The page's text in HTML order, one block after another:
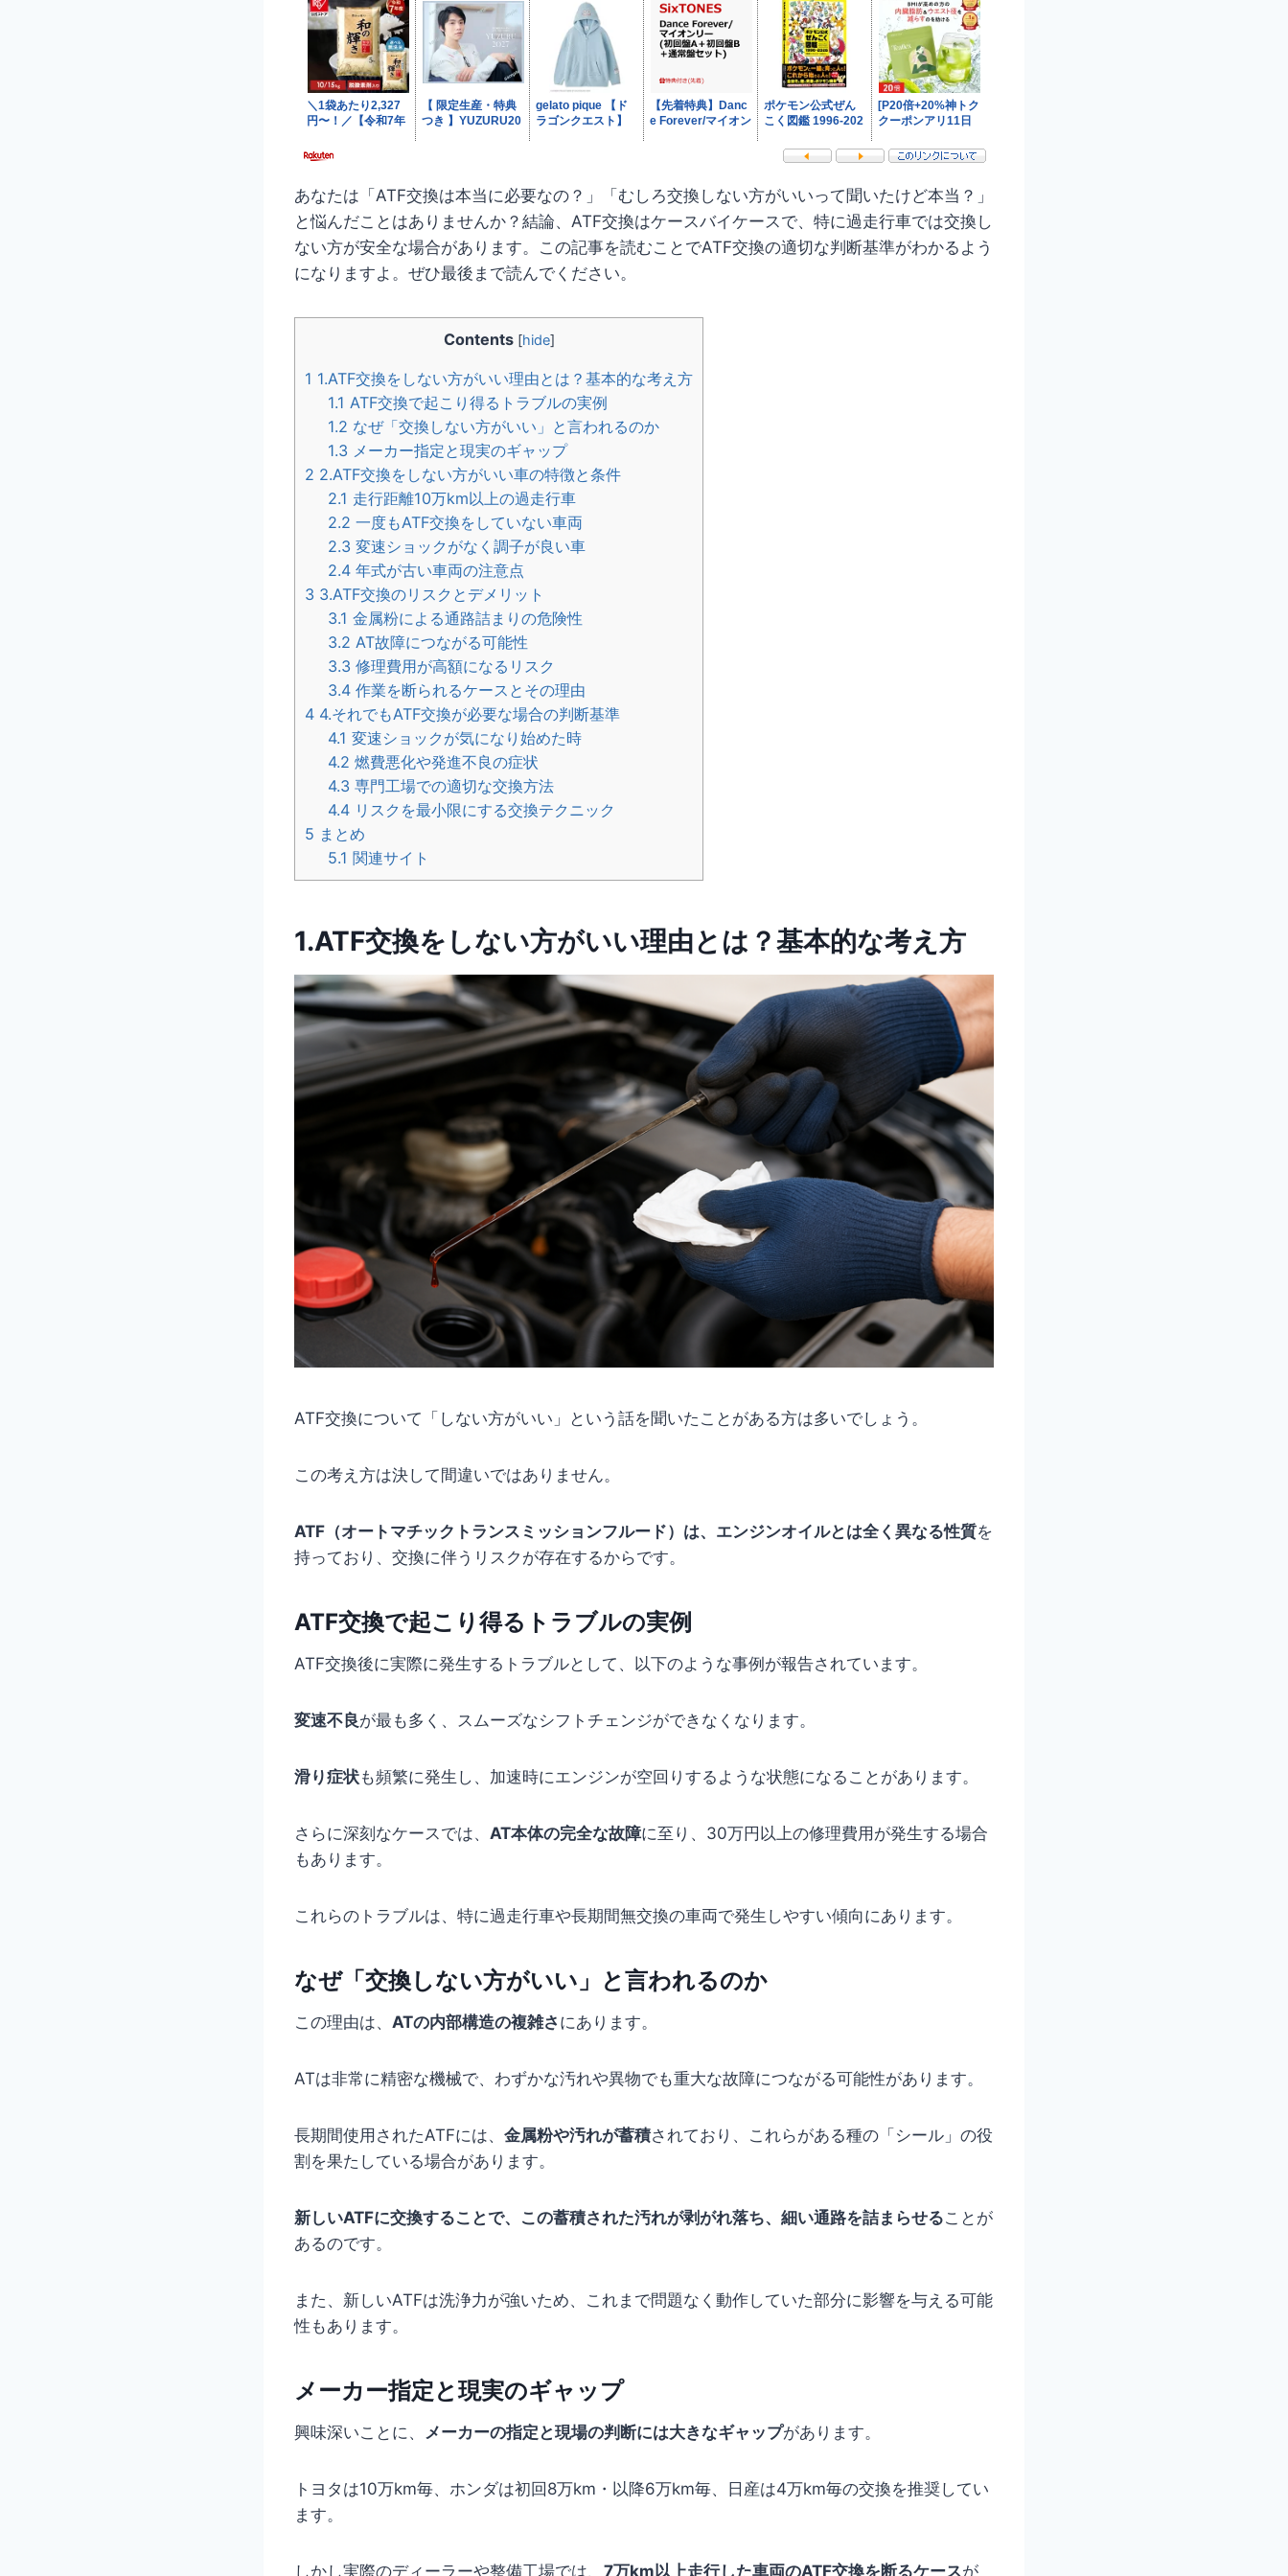
あなたは「ATF交換は本当に必要なの？」「むしろ交換しない方がいいって聞いたけど本当？」
と悩んだことはありませんか？結論、ATF交換はケースバイケースで、特に過走行車では交換し
ない方が安全な場合があります。この記事を読むことでATF交換の適切な判断基準がわかるよう
になりますよ。ぜひ最後まで読んでください。
Contents [hide]
1 1.ATF交換をしない方がいい理由とは？基本的な考え方
1.1 ATF交換で起こり得るトラブルの実例
1.2 なぜ「交換しない方がいい」と言われるのか
1.3 メーカー指定と現実のギャップ
2 2.ATF交換をしない方がいい車の特徴と条件
2.1 走行距離10万km以上の過走行車
2.2 一度もATF交換をしていない車両
2.3 変速ショックがなく調子が良い車
2.4 年式が古い車両の注意点
3 3.ATF交換のリスクとデメリット
3.1 金属粉による通路詰まりの危険性
3.2 AT故障につながる可能性
3.3 修理費用が高額になるリスク
3.4 作業を断られるケースとその理由
4 4.それでもATF交換が必要な場合の判断基準
4.1 変速ショックが気になり始めた時
4.2 燃費悪化や発進不良の症状
4.3 専門工場での適切な交換方法
4.4 リスクを最小限にする交換テクニック
5 まとめ
5.1 関連サイト
1.ATF交換をしない方がいい理由とは？基本的な考え方
ATF交換について「しない方がいい」という話を聞いたことがある方は多いでしょう。
この考え方は決して間違いではありません。
ATF（オートマチックトランスミッションフルード）は、エンジンオイルとは全く異なる性質を
持っており、交換に伴うリスクが存在するからです。
ATF交換で起こり得るトラブルの実例
ATF交換後に実際に発生するトラブルとして、以下のような事例が報告されています。
変速不良が最も多く、スムーズなシフトチェンジができなくなります。
滑り症状も頻繁に発生し、加速時にエンジンが空回りするような状態になることがあります。
さらに深刻なケースでは、 AT本体の完全な故障に至り、30万円以上の修理費用が発生する場合
もあります。
これらのトラブルは、特に過走行車や長期間無交換の車両で発生しやすい傾向にあります。
なぜ「交換しない方がいい」と言われるのか
この理由は、 ATの内部構造の複雑さ にあります。
ATは非常に精密な機械で、わずかな汚れや異物でも重大な故障につながる可能性があります。
長期間使用されたATFには、 金属粉や汚れが蓄積されており、これらがある種の「シール」の役
割を果たしている場合があります。
新しいATFに交換することで、この蓄積された汚れが剥がれ落ち、細い通路を詰まらせることが
あるのです。
また、新しいATFは洗浄力が強いため、これまで問題なく動作していた部分に影響を与える可能
性もあります。
メーカー指定と現実のギャップ
興味深いことに、 メーカーの指定と現場の判断には大きなギャップがあります。
トヨタは10万km毎、ホンダは初回8万km・以降6万km毎、日産は4万km毎の交換を推奨してい
ます。
しかし実際のディーラーや整備工場では、 7万km以上走行した車両のATF交換を断るケースが